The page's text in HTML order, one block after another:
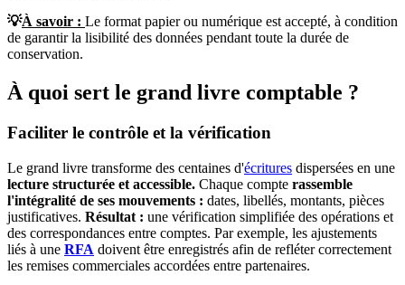
💡À savoir : Le format papier ou numérique est accepté, à condition
de garantir la lisibilité des données pendant toute la durée de
conservation.
À quoi sert le grand livre comptable ?
Faciliter le contrôle et la vérification
Le grand livre transforme des centaines d'écritures dispersées en une
lecture structurée et accessible. Chaque compte rassemble
l'intégralité de ses mouvements : dates, libellés, montants, pièces
justificatives. Résultat : une vérification simplifiée des opérations et
des correspondances entre comptes. Par exemple, les ajustements
liés à une RFA doivent être enregistrés afin de refléter correctement
les remises commerciales accordées entre partenaires.